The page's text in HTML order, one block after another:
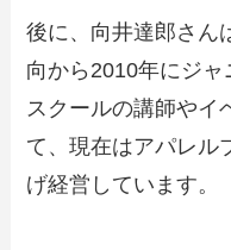
後に、向井達郎さん
向から2010年にジ
スクールの講師やイ
て、現在はアパレル
げ経営しています。